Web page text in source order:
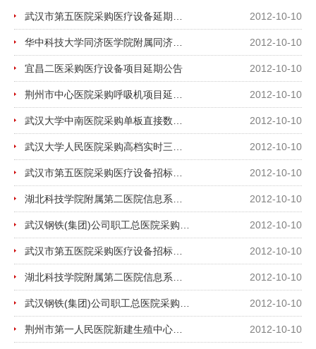
2012-10-10
2012-10-10
宜昌二医采购医疗设备项目延期公告 2012-10-10
2012-10-10
2012-10-10
2012-10-10
2012-10-10
2012-10-10
2012-10-10
2012-10-10
2012-10-10
2012-10-10
2012-10-10